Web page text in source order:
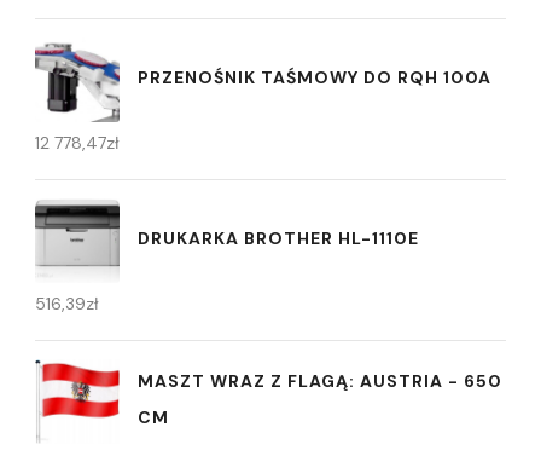
PRZENOŚNIK TAŚMOWY DO RQH 100A
12 778,47zł
DRUKARKA BROTHER HL-1110E
516,39zł
MASZT WRAZ Z FLAGĄ: AUSTRIA - 650
CM